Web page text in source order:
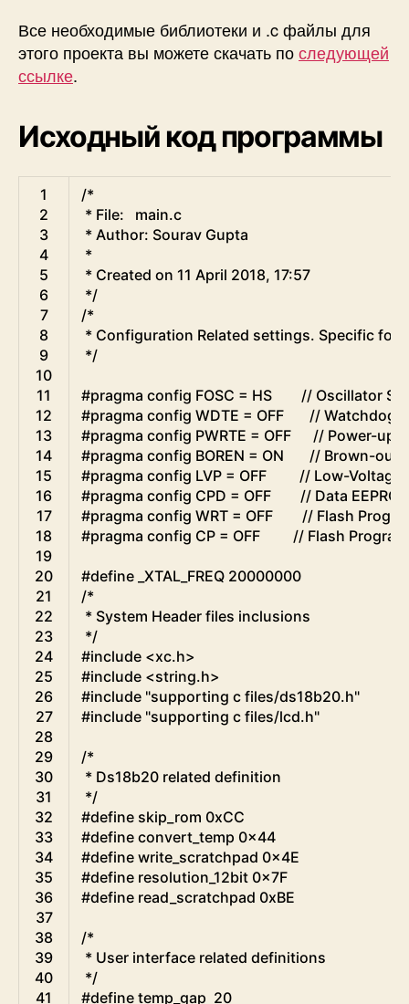
Все необходимые библиотеки и .c файлы для
этого проекта вы можете скачать последующей
ссылке.
Исходный код программы
1
2
3
4
5
6
7
8
9
10
11
12
13
14
15
16
17
18
19
20
21
22
23
24
25
26
27
28
29
30
31
32
33
34
35
36
37
38
39
40
41
/*
* File:   main.c
* Author: Sourav Gupta
*
* Created on 11 April 2018, 17:57
*/
/*
* Configuration Related settings. Specific for
*/
#pragma config FOSC = HS        // Oscillator
#pragma config WDTE = OFF       //
#pragma config PWRTE = OFF      // Power-
#pragma config BOREN = ON       // Brown-
#pragma config LVP = OFF         // Low-
#pragma config CPD = OFF        // Data
#pragma config WRT = OFF        // Flash
#pragma config CP = OFF         // Flash
#define _XTAL_FREQ 20000000
/*
* System Header files inclusions
*/
#include <xc.h>
#include <string.h>
#include "supporting c files/ds18b20.h"
#include "supporting c files/lcd.h"
/*
* Ds18b20 related definition
*/
#define skip_rom 0xCC
#define convert_temp 0x44
#define write_scratchpad 0x4E
#define resolution_12bit 0x7F
#define read_scratchpad 0xBE
/*
* User interface related definitions
*/
#define temp_gap  20